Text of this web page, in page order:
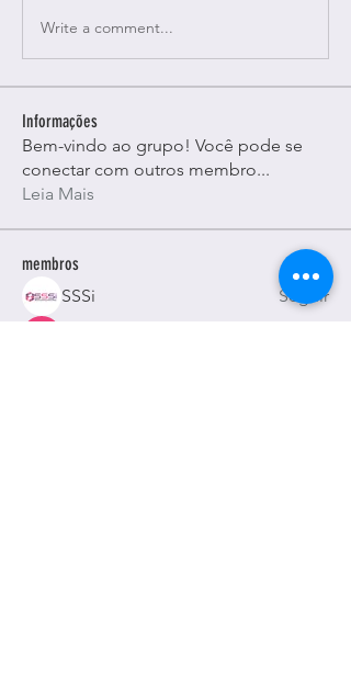
Write a comment...
Informações
Bem-vindo ao grupo! Você pode se
conectar com outros membro...
Leia Mais
membros
SSSi
Seguir